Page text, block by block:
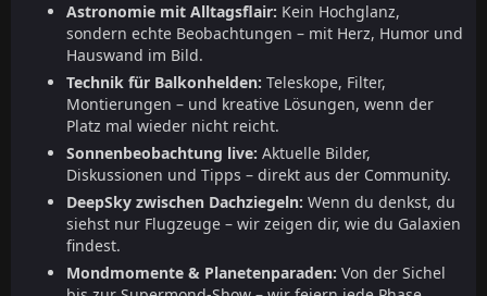
Astronomie mit Alltagsflair: Kein Hochglanz,
sondern echte Beobachtungen – mit Herz, Humor und
Hauswand im Bild.
Technik für Balkonhelden: Teleskope, Filter,
Montierungen – und kreative Lösungen, wenn der
Platz mal wieder nicht reicht.
Sonnenbeobachtung live: Aktuelle Bilder,
Diskussionen und Tipps – direkt aus der Community.
DeepSky zwischen Dachziegeln: Wenn du denkst, du
siehst nur Flugzeuge – wir zeigen dir, wie du Galaxien
findest.
Mondmomente & Planetenparaden: Von der Sichel